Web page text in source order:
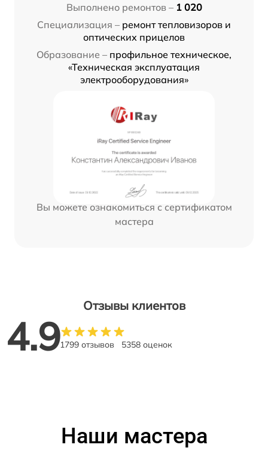
Выполнено ремонтов – 1 020
Специализация – ремонт тепловизоров и
оптических прицелов
Образование – профильное техническое,
«Техническая эксплуатация
электрооборудования»
Вы можете ознакомиться с сертификатом
мастера
Отзывы клиентов
4.91799 отзывов 5358 оценок
Наши мастера